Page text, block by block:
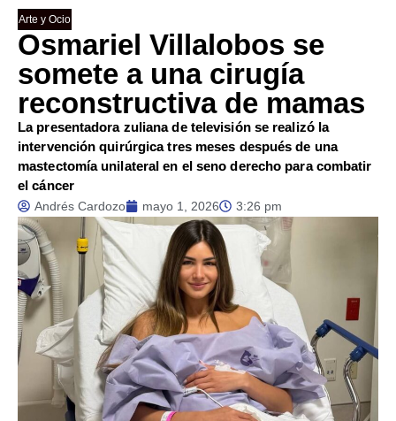
Arte y Ocio
Osmariel Villalobos se
somete a una cirugía
reconstructiva de mamas
La presentadora zuliana de televisión se realizó la
intervención quirúrgica tres meses después de una
mastectomía unilateral en el seno derecho para combatir
el cáncer
Andrés Cardozo mayo 1, 2026 3:26 pm